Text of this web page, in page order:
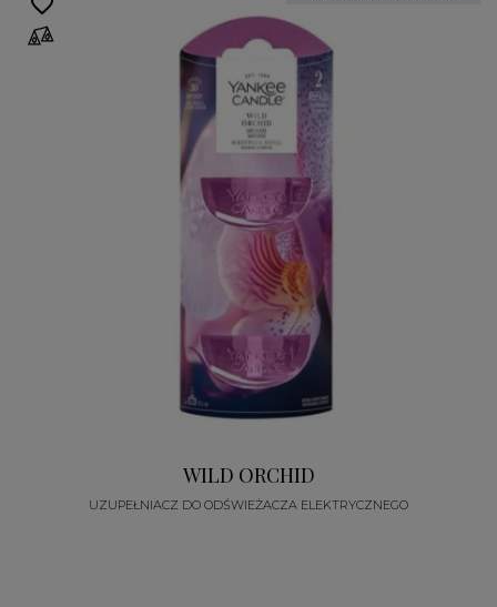
WILD ORCHID
UZUPEŁNIACZ DO ODŚWIEŻACZA ELEKTRYCZNEGO